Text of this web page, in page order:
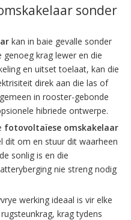
sonder
kan in baie gevalle sonder
genoeg krag lewer en die
en uitset toelaat, kan die
direk aan die las of
in rooster-gebonde
hibriede ontwerpe.
fotovoltaïese omskakelaar
dit om en stuur dit waarheen
sonlig is en die
nie streng nodig
werking ideaal is vir elke
krag tydens